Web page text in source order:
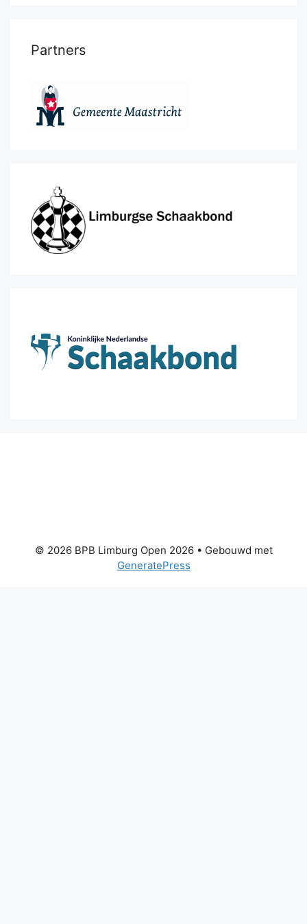
Partners
© 2026 BPB Limburg Open 2026• Gebouwd met
GeneratePress